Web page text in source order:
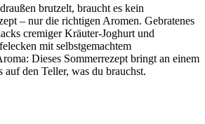
brutzelt, braucht es kein
– nur die richtigen Aromen. Gebratenes
cremiger Kräuter-Joghurt und
mit selbstgemachtem
Dieses Sommerrezept bringt an einem
auf den Teller, was du brauchst.